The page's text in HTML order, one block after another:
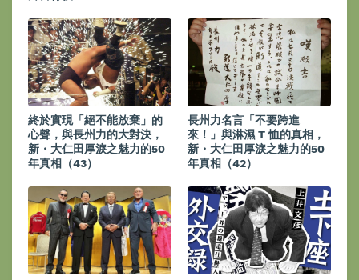
終於實現「絕不能放棄」的
心聲，與長州力的大對決，
新・大仁田厚淚之魅力的50
年真相（43）
長州力名言「不要跨進
來！」與淋濕 T 恤的真相，
新・大仁田厚淚之魅力的50
年真相（42）